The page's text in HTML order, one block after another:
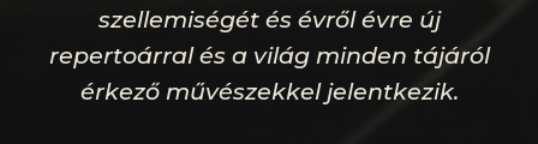
szellemiségét és évről évre új
repertoárral és a világ minden tájáról
érkező művészekkel jelentkezik.